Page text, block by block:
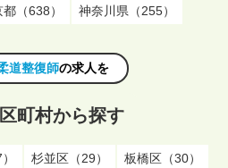
（638） 神奈川県（255）
道整復師の求人を
町村から探す
杉並区（29）
板橋区（30）